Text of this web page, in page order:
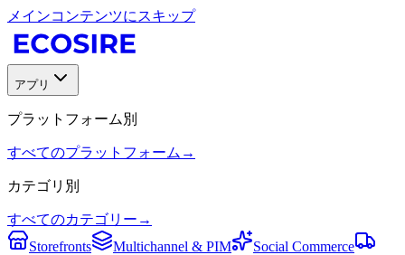
メインコンテンツにスキップ
アプリ
プラットフォーム別
すべてのプラットフォーム →
カテゴリ別
すべてのカテゴリー →
Storefronts
Multichannel & PIM
Social Commerce